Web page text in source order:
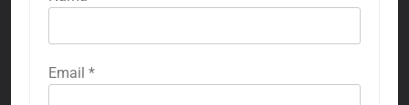
Email *